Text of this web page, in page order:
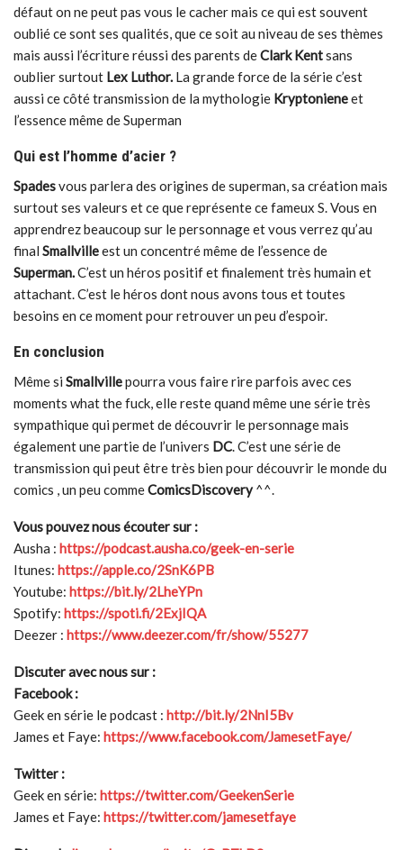
défaut on ne peut pas vous le cacher mais ce qui est souvent
oublié ce sont ses qualités, que ce soit au niveau de ses thèmes
mais aussi l’écriture réussi des parents deClark Kentsans
oublier surtout Lex Luthor. La grande force de la série c’est
aussi ce côté transmission de la mythologie Kryptonieneet
l’essence même de Superman
Qui est l’homme d’acier ?
Spadesvous parlera des origines de superman, sa création mais
surtout ses valeurs et ce que représente ce fameux S. Vous en
apprendrez beaucoup sur le personnage et vous verrez qu’au
final Smallvilleest un concentré même de l’essence de
Superman.C’est un héros positif et finalement très humain et
attachant. C’est le héros dont nous avons tous et toutes
besoins en ce moment pour retrouver un peu d’espoir.
En conclusion
Même si Smallvillepourra vous faire rire parfois avec ces
moments what the fuck, elle reste quand même une série très
sympathique qui permet de découvrir le personnage mais
également une partie de l’univers DC. C’est une série de
transmission qui peut être très bien pour découvrir le monde du
comics , un peu commeComicsDiscovery^^.
Vous pouvez nous écouter sur :
Ausha : https://podcast.ausha.co/geek-en-serie
Itunes: https://apple.co/2SnK6PB
Youtube: https://bit.ly/2LheYPn
Spotify: https://spoti.fi/2ExjIQA
Deezer : https://www.deezer.com/fr/show/55277
Discuter avec nous sur :
Facebook :
Geek en série le podcast : http://bit.ly/2NnI5Bv
James et Faye: https://www.facebook.com/JamesetFaye/
Twitter :
Geek en série: https://twitter.com/GeekenSerie
James et Faye: https://twitter.com/jamesetfaye